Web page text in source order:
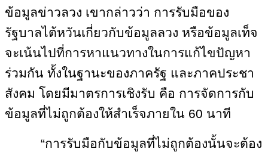
ข้อมูลข่าวลวง เขากล่าวว่า การรับมือของ
รัฐบาลไต้หวันเกี่ยวกับข้อมูลลวง หรือข้อมูลเท็จ
จะเน้นไปที่การหาแนวทางในการแก้ไขปัญหา
ร่วมกัน ทั้งในฐานะของภาครัฐ และภาคประชา
สังคม โดยมีมาตรการเชิงรับ คือ การจัดการกับ
ข้อมูลที่ไม่ถูกต้องให้สำเร็จภายใน 60 นาที
“การรับมือกับข้อมูลที่ไม่ถูกต้องนั้นจะต้อง